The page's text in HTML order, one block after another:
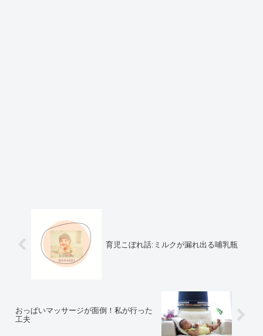
育児こぼれ話:ミルクが漏れ出る哺乳瓶
おっぱいマッサージが面倒！私が行った
工夫